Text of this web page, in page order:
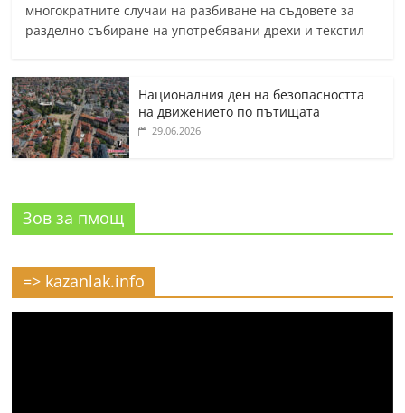
многократните случаи на разбиване на съдовете за
разделно събиране на употребявани дрехи и текстил
Националния ден на безопасността
на движението по пътищата
29.06.2026
Зов за пмощ
=> kazanlak.info